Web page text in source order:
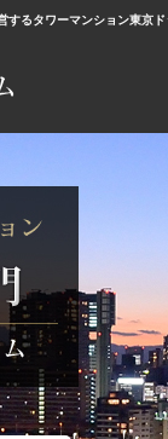
するタワーマンション東京